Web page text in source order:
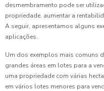
desmembramento pode ser
propriedade, aumentar a
A seguir, apresentamos alguns
aplicações.
Um dos exemplos mais comuns
grandes áreas em lotes para a
uma propriedade com várias
em vários lotes menores para